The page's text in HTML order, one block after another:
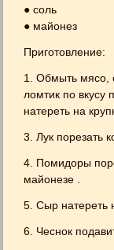
● соль
● майонез
Приготовление:
1. Обмыть мясо,
ломтик по вкусу
натереть на
3. Лук порезать
4. Помидоры
майонезе .
5. Сыр натереть
6. Чеснок